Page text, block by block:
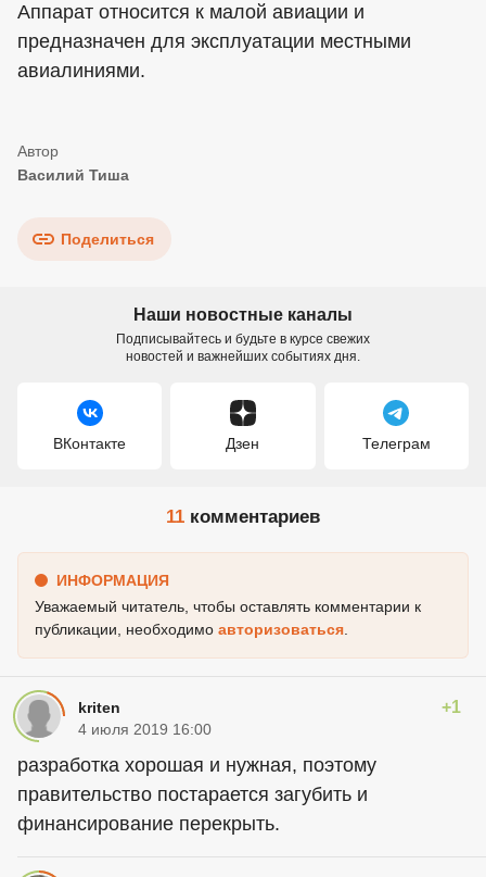
Аппарат относится к малой авиации и
предназначен для эксплуатации местными
авиалиниями.
Василий Тиша
Поделиться
Наши новостные каналы
Подписывайтесь и будьте в курсе свежих
новостей и важнейших событиях дня.
ВКонтакте Дзен Телеграм
11 комментариев
ИНФОРМАЦИЯ
Уважаемый читатель, чтобы оставлять комментарии к
публикации, необходимо авторизоваться
kriten +1
4 июля 2019 16:00
разработка хорошая и нужная, поэтому
правительство постарается загубить и
финансирование перекрыть.